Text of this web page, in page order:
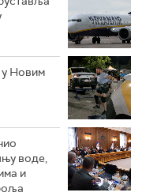
у Новим
воде,
и